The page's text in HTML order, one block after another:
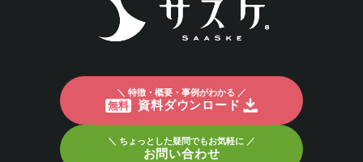
＼ 特徴・概要・事例がわかる ／
無料 資料ダウンロード
＼ ちょっとした疑問でもお気軽に ／
お問い合わせ